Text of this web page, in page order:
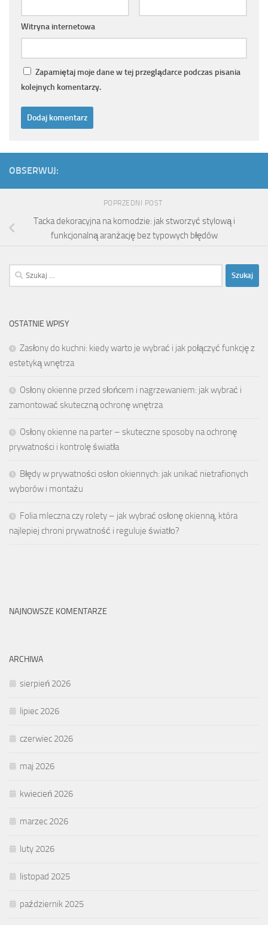
Witryna internetowa
Zapamiętaj moje dane w tej przeglądarce podczas pisania
kolejnych komentarzy.
OBSERWUJ:
POPRZEDNI POST
Tacka dekoracyjna na komodzie: jak stworzyć stylową i
funkcjonalną aranżację bez typowych błędów
Szukaj:
OSTATNIE WPISY
Zasłony do kuchni: kiedy warto je wybrać i jak połączyć funkcję z
estetyką wnętrza
Osłony okienne przed słońcem i nagrzewaniem: jak wybrać i
zamontować skuteczną ochronę wnętrza
Osłony okienne na parter – skuteczne sposoby na ochronę
prywatności i kontrolę światła
Błędy w prywatności osłon okiennych: jak unikać nietrafionych
wyborów i montażu
Folia mleczna czy rolety – jak wybrać osłonę okienną, która
najlepiej chroni prywatność i reguluje światło?
NAJNOWSZE KOMENTARZE
ARCHIWA
sierpień 2026
lipiec 2026
czerwiec 2026
maj 2026
kwiecień 2026
marzec 2026
luty 2026
listopad 2025
październik 2025